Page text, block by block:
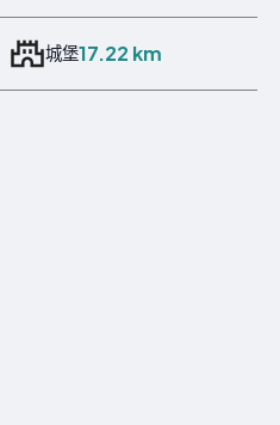
城堡17.22 km